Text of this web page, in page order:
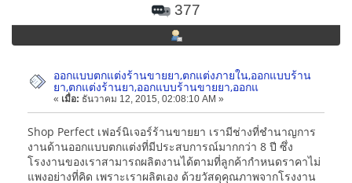
377
ออกแบบตกแต่งร้านขายยา,ตกแต่งภายใน,ออกแบบร้าน
ยา,ตกแต่งร้านยา,ออกแบบร้านขายยา,ออกแ
« เมื่อ: ธันวาคม 12, 2015, 02:08:10 AM »
Shop Perfect เฟอร์นิเจอร์ร้านขายยา เรามีช่างที่ชำนาญการ
งานด้านออกแบบตกแต่งที่มีประสบการณ์มากกว่า 8 ปี ซึ่ง
โรงงานของเราสามารถผลิตงานได้ตามที่ลูกค้ากำหนดราคาไม่
แพงอย่างที่คิด เพราะเราผลิตเอง ด้วยวัสดุคุณภาพจากโรงงาน